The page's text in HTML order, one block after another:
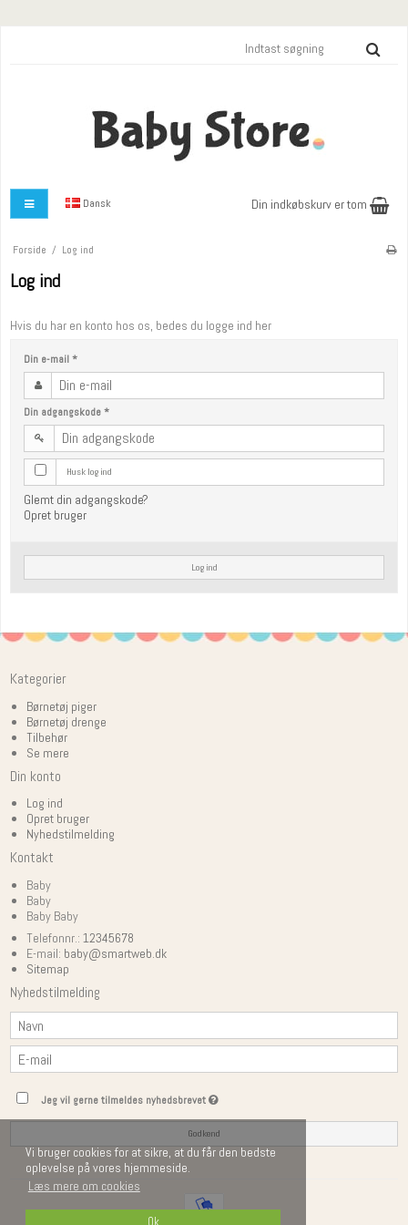
Vi bruger cookies for at sikre, at du får den bedste
oplevelse på vores hjemmeside.
Læs mere om cookies
Dansk Din indkøbskurv er tom
Forside / Log ind
Log ind
Hvis du har en konto hos os, bedes du logge ind her
Din e-mail*
Din adgangskode*
Husk log ind
Glemt din adgangskode?
Opret bruger
Log ind
Kategorier
Børnetøj piger
Børnetøj drenge
Tilbehør
Se mere
Din konto
Log ind
Opret bruger
Nyhedstilmelding
Kontakt
Baby
Baby
Baby Baby
Telefonnr.: 12345678
E-mail: baby@smartweb.dk
Sitemap
Nyhedstilmelding
Jeg vil gerne tilmeldes nyhedsbrevet
Godkend